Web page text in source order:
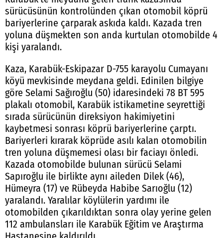
sürücüsünün kontrolünden çıkan otomobil köprü
bariyerlerine çarparak askıda kaldı. Kazada tren
yoluna düşmekten son anda kurtulan otomobilde 4
kişi yaralandı.
Kaza, Karabük-Eskipazar D-755 karayolu Cumayanı
köyü mevkisinde meydana geldi. Edinilen bilgiye
göre Selami Sağıroğlu (50) idaresindeki 78 BT 595
plakalı otomobil, Karabük istikametine seyrettiği
sırada sürücünün direksiyon hakimiyetini
kaybetmesi sonrası köprü bariyerlerine çarptı.
Bariyerleri kırarak köprüde asılı kalan otomobilin
tren yoluna düşmemesi olası bir faciayı önledi.
Kazada otomobilde bulunan sürücü Selami
Sapıroğlu ile birlikte aynı aileden Dilek (46),
Hümeyra (17) ve Rübeyda Habibe Sarıoğlu (12)
yaralandı. Yaralılar köylülerin yardımı ile
otomobilden çıkarıldıktan sonra olay yerine gelen
112 ambulansları ile Karabük Eğitim ve Araştırma